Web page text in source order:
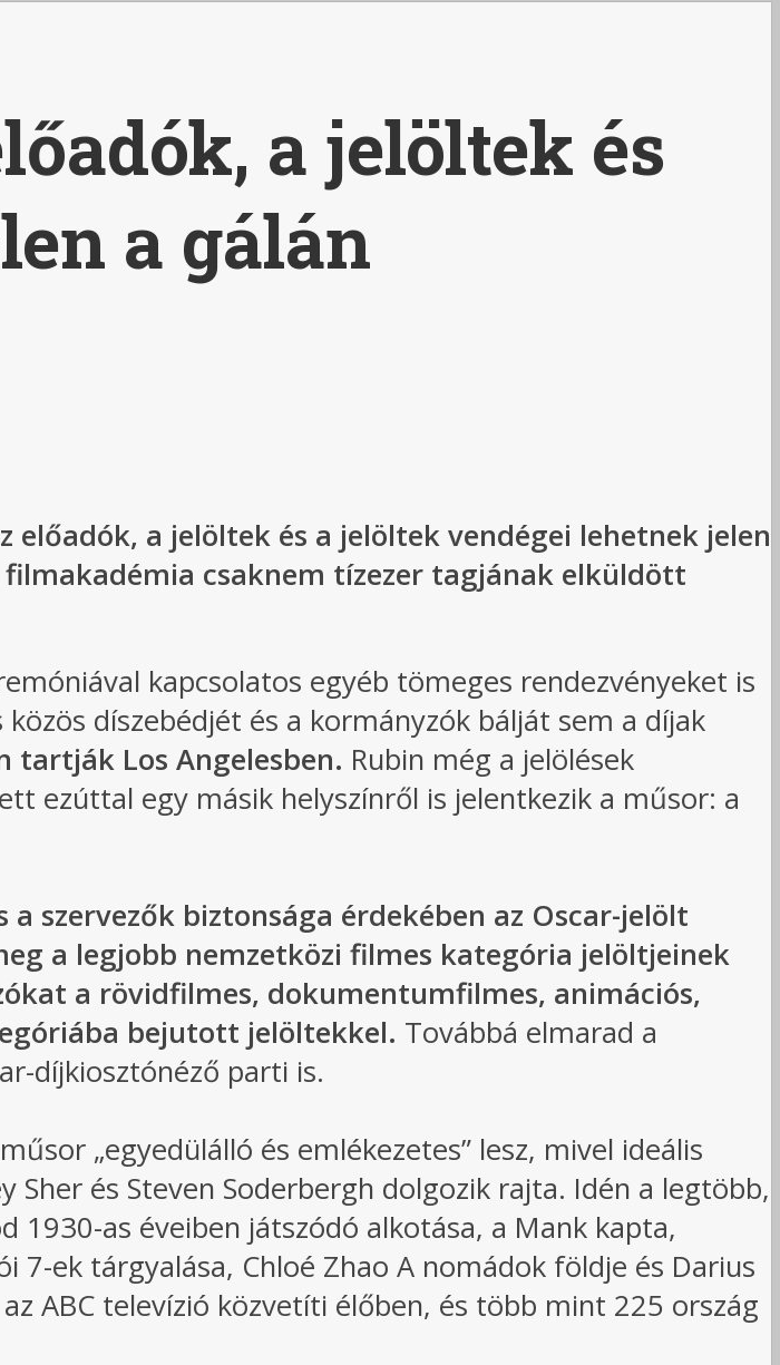
a jelöltek és
a gálán
a jelöltek és a jelöltek vendégei lehetnek jelen
csaknem tízezer tagjának elküldött
kapcsolatos egyéb tömeges rendezvényeket is
díszebédjét és a kormányzók bálját sem a díjak
tartják Los Angelesben. Rubin még a jelölések
ezúttal egy másik helyszínről is jelentkezik a műsor: a
szervezők biztonsága érdekében az Oscar-jelölt
a legjobb nemzetközi filmes kategória jelöltjeinek
a rövidfilmes, dokumentumfilmes, animációs,
bejutott jelöltekkel. Továbbá elmarad a
díjkiosztónéző parti is.
„egyedülálló és emlékezetes” lesz, mivel ideális
és Steven Soderbergh dolgozik rajta. Idén a legtöbb,
1930-as éveiben játszódó alkotása, a Mank kapta,
7-ek tárgyalása, Chloé Zhao A nomádok földje és Darius
ABC televízió közvetíti élőben, és több mint 225 ország